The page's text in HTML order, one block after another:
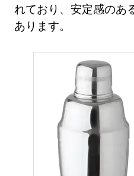
れており、安定感のあ
あります。